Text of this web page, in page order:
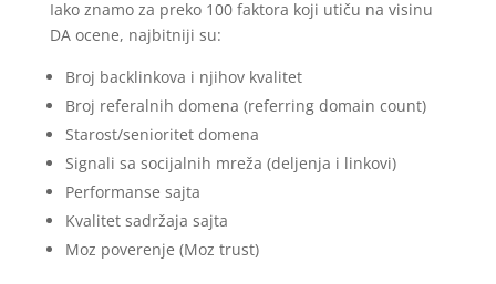
Iako znamo za preko 100 faktora koji utiču na visinu
DA ocene, najbitniji su:
Broj backlinkova i njihov kvalitet
Broj referalnih domena (referring domain count)
Starost/senioritet domena
Signali sa socijalnih mreža (deljenja i linkovi)
Performanse sajta
Kvalitet sadržaja sajta
Moz poverenje (Moz trust)